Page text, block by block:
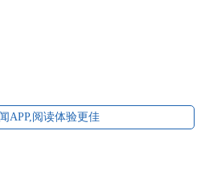
APP,阅读体验更佳